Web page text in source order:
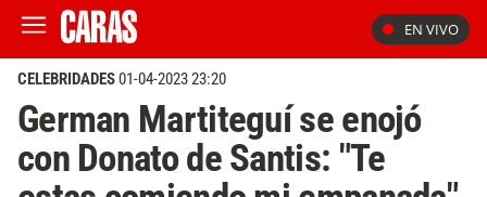
EN VIVO
CELEBRIDADES01-04-2023 23:20
German Martiteguí se enojó
con Donato de Santis: "Te